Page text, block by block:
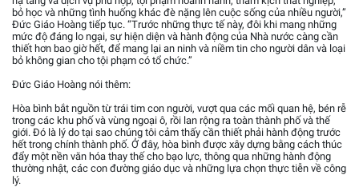
bỏ học và những tình huống khác đè nặng lên cuộc sống của nhiều người,”
Đức Giáo Hoàng tiếp tục. “Trước những thực tế này, đôi khi mang những
mức độ đáng lo ngại, sự hiện diện và hành động của Nhà nước càng cần
thiết hơn bao giờ hết, để mang lại an ninh và niềm tin cho người dân và loại
bỏ không gian cho tội phạm có tổ chức.”
Đức Giáo Hoàng nói thêm:
Hòa bình bắt nguồn từ trái tim con người, vượt qua các mối quan hệ, bén rễ
trong các khu phố và vùng ngoại ô, rồi lan rộng ra toàn thành phố và thế
giới. Đó là lý do tại sao chúng tôi cảm thấy cần thiết phải hành động trước
hết trong chính thành phố. Ở đây, hòa bình được xây dựng bằng cách thúc
đẩy một nền văn hóa thay thế cho bạo lực, thông qua những hành động
thường nhật, các con đường giáo dục và những lựa chọn thực tiễn về công
lý.